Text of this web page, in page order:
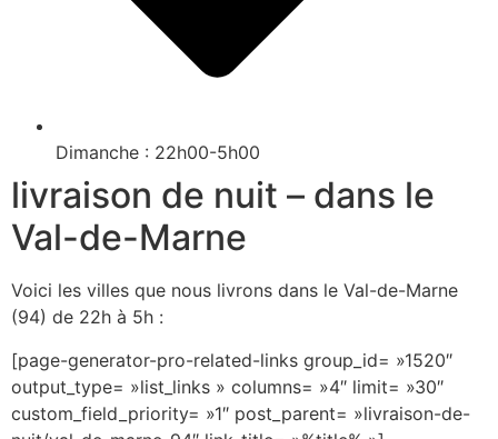
Dimanche : 22h00-5h00
livraison de nuit – dans le
Val-de-Marne
Voici les villes que nous livrons dans le Val-de-Marne
(94) de 22h à 5h :
[page-generator-pro-related-links group_id= »1520″
output_type= »list_links » columns= »4″ limit= »30″
custom_field_priority= »1″ post_parent= »livraison-de-